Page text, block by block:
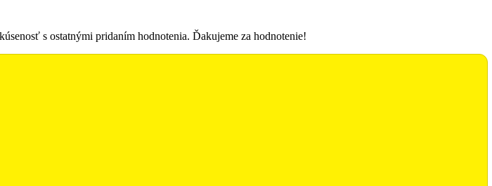
s ostatnými pridaním hodnotenia. Ďakujeme za hodnotenie!